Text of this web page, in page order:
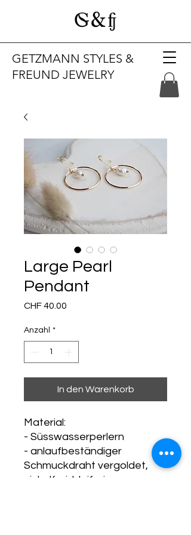
GETZMANN STYLES &
FREUND JEWELRY
Large Pearl
Pendant
CHF 40.00
Anzahl *
In den Warenkorb
Material:
- Süsswasserperlern
- anlaufbeständiger
Schmuckdraht vergoldet,
nickelfrei, bleifrei